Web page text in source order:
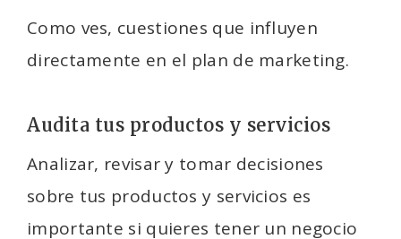
Como ves, cuestiones que influyen
directamente en el plan de marketing.
Audita tus productos y servicios
Analizar, revisar y tomar decisiones
sobre tus productos y servicios es
importante si quieres tener un negocio